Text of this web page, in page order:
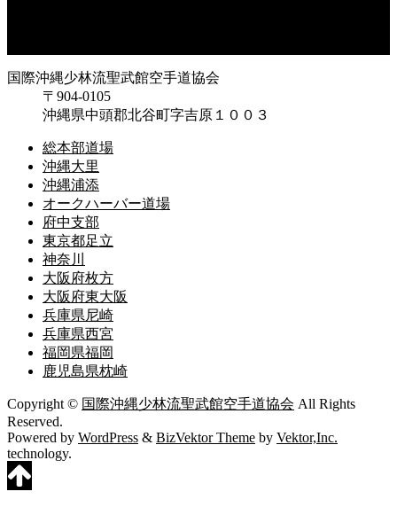
国際沖縄少林流聖武館空手道協会
〒904-0105
沖縄県中頭郡北谷町字吉原１００３
総本部道場
沖縄大里
沖縄浦添
オークハーバー道場
府中支部
東京都足立
神奈川
大阪府枚方
大阪府東大阪
兵庫県尼崎
兵庫県西宮
福岡県福岡
鹿児島県枕崎
Copyright © 国際沖縄少林流聖武館空手道協会 All Rights
Reserved.
Powered by WordPress & BizVektor Theme by Vektor,Inc.
technology.